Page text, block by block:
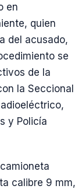
en
quien
del acusado,
se
de la
la Seccional
y Policía
calibre 9 mm,